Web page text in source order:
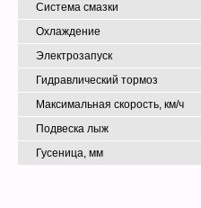
Система смазки
Охлаждение
Электрозапуск
Гидравлический тормоз
Максимальная скорость, км/ч
Подвеска лыж
Гусеница, мм